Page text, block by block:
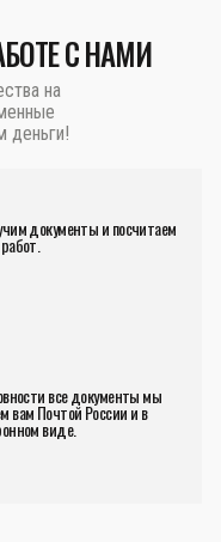
С НАМИ
на
деньги!
документы и посчитаем
все документы мы
вам Почтой России и в
виде.